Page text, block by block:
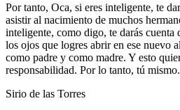
Por tanto, Oca, si eres inteligente, te
asistir al nacimiento de muchos
inteligente, como digo, te darás cuenta
los ojos que logres abrir en ese nuevo
como padre y como madre. Y esto
responsabilidad. Por lo tanto, tú mismo.
Sirio de las Torres